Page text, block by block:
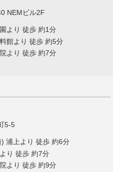
NEMビル2F
より 徒歩 約1分
館より 徒歩 約5分
より 徒歩 約7分
5-5
浦上より 徒歩 約6分
り 徒歩 約7分
より 徒歩 約9分